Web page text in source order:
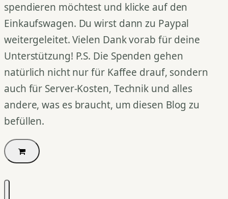
spendieren möchtest und klicke auf den
Einkaufswagen. Du wirst dann zu Paypal
weitergeleitet. Vielen Dank vorab für deine
Unterstützung! P.S. Die Spenden gehen
natürlich nicht nur für Kaffee drauf, sondern
auch für Server-Kosten, Technik und alles
andere, was es braucht, um diesen Blog zu
befüllen.